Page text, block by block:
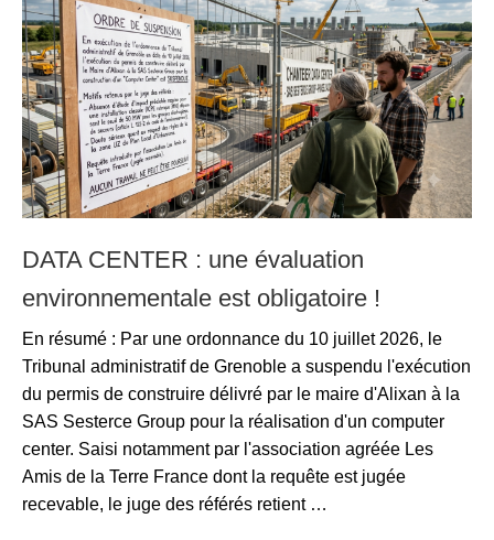
DATA CENTER : une évaluation
environnementale est obligatoire !
En résumé : Par une ordonnance du 10 juillet 2026, le
Tribunal administratif de Grenoble a suspendu l'exécution
du permis de construire délivré par le maire d'Alixan à la
SAS Sesterce Group pour la réalisation d'un computer
center. Saisi notamment par l'association agréée Les
Amis de la Terre France dont la requête est jugée
recevable, le juge des référés retient …